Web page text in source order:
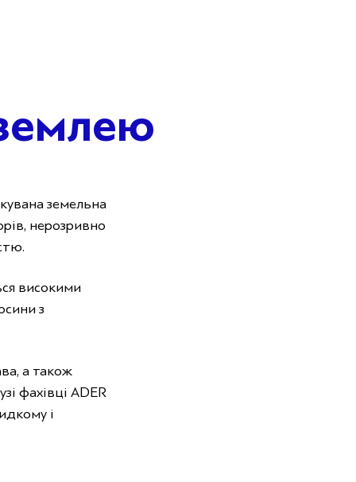
земельна
нерозривно
високими
з
а також
фахівці ADER
і